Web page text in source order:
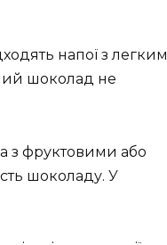
напої з легким
шоколад не
з фруктовими або
шоколаду. У